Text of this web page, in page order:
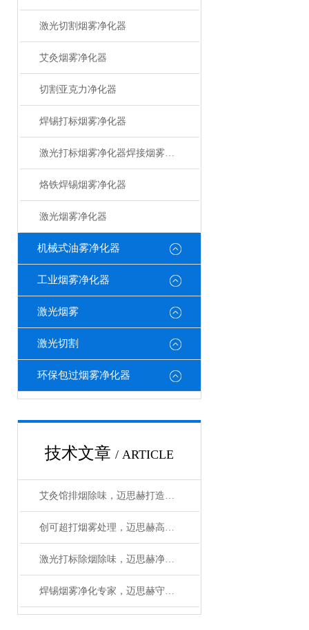
激光切割烟雾净化器
艾灸烟雾净化器
切割亚克力净化器
焊锡打标烟雾净化器
激光打标烟雾净化器焊接烟雾净化器
烙铁焊锡烟雾净化器
激光烟雾净化器
机械式油雾净化器
工业烟雾净化器
激光烟雾
激光切割
环保包过烟雾净化器
技术文章 / ARTICLE
艾灸馆排烟除味，迈思赫打造清新养生环境
创可超打烟雾处理，迈思赫高效环保净化
激光打标除烟除味，迈思赫净化一步到位
焊锡烟雾净化专家，迈思赫守护呼吸健康